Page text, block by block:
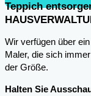
Teppich
Wir verfügen über
Maler, die sich
der Größe.
Halten Sie